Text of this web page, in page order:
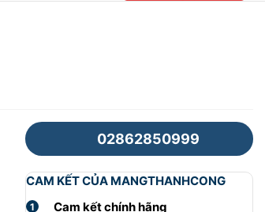
02862850999
CAM KẾT CỦA MANGTHANHCONG
1 Cam kết chính hãng